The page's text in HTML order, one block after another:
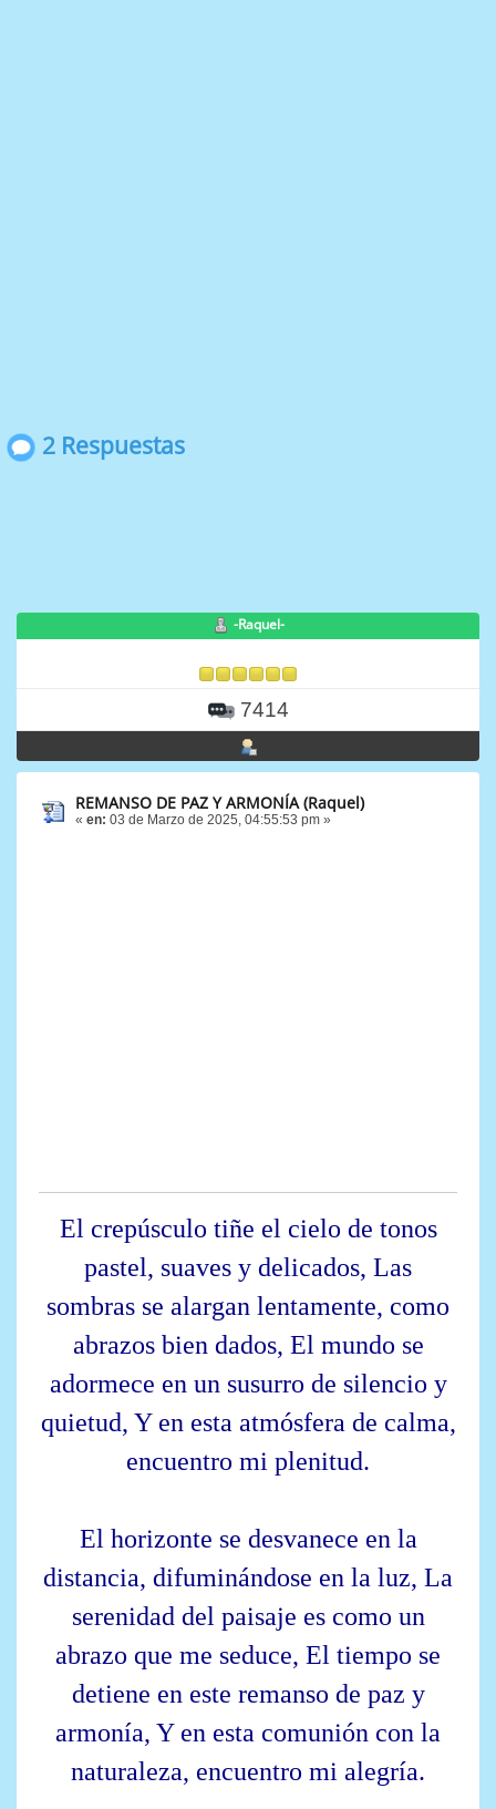
2 Respuestas
-Raquel-
7414
REMANSO DE PAZ Y ARMONÍA (Raquel)
« en: 03 de Marzo de 2025, 04:55:53 pm »
El crepúsculo tiñe el cielo de tonos
pastel, suaves y delicados, Las
sombras se alargan lentamente, como
abrazos bien dados, El mundo se
adormece en un susurro de silencio y
quietud, Y en esta atmósfera de calma,
encuentro mi plenitud.
El horizonte se desvanece en la
distancia, difuminándose en la luz, La
serenidad del paisaje es como un
abrazo que me seduce, El tiempo se
detiene en este remanso de paz y
armonía, Y en esta comunión con la
naturaleza, encuentro mi alegría.